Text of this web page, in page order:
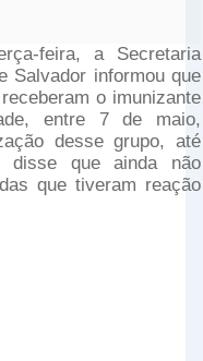
feira, a Secretaria
Salvador informou que
o imunizante
entre 7 de maio,
desse grupo, até
disse que ainda não
que tiveram reação